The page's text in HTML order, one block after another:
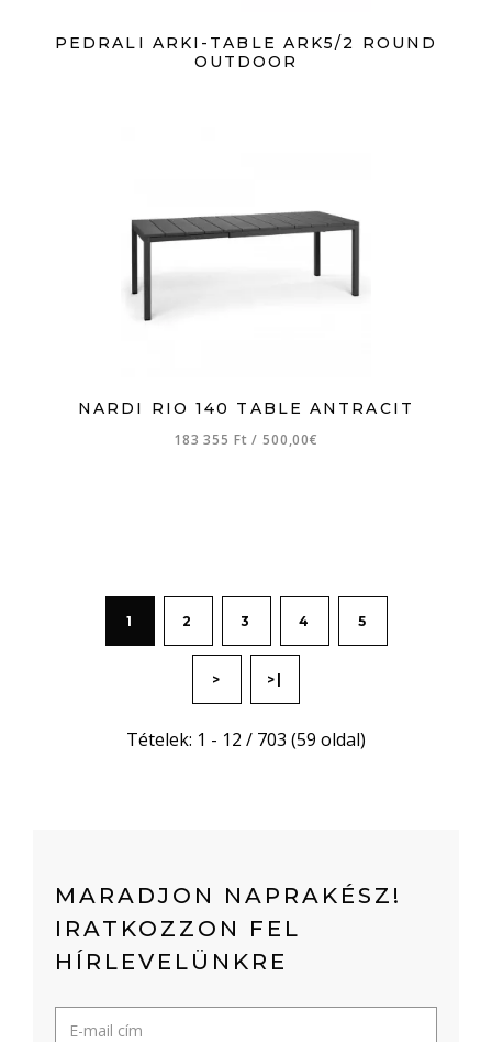
PEDRALI ARKI-TABLE ARK5/2 ROUND
OUTDOOR
NARDI RIO 140 TABLE ANTRACIT
183 355 Ft/ 500,00€
1 2 3 4 5
> >|
Tételek: 1 - 12 / 703 (59 oldal)
MARADJON NAPRAKÉSZ!
IRATKOZZON FEL
HÍRLEVELÜNKRE